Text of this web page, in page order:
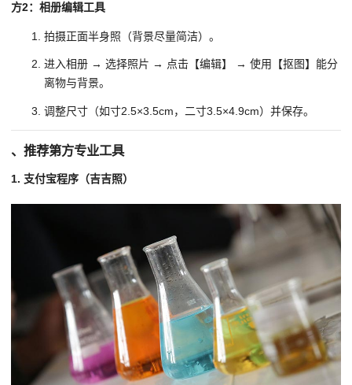
方2：相册编辑工具
拍摄正面半身照（背景尽量简洁）。
进入相册 → 选择照片 → 点击【编辑】 → 使用【抠图】能分
离物与背景。
调整尺寸（如寸2.5×3.5cm，二寸3.5×4.9cm）并保存。
、推荐第方专业工具
1. 支付宝程序（吉吉照）